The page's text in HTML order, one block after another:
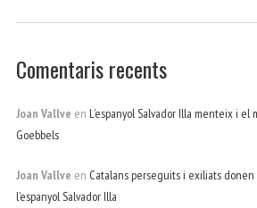
Comentaris recents
Joan Vallve en L’espanyol Salvador Illa menteix i el
Goebbels
Joan Vallve en Catalans perseguits i exiliats
l’espanyol Salvador Illa